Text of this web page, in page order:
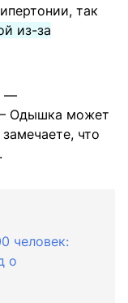
так
из-за
—
Одышка может
что
человек:
о